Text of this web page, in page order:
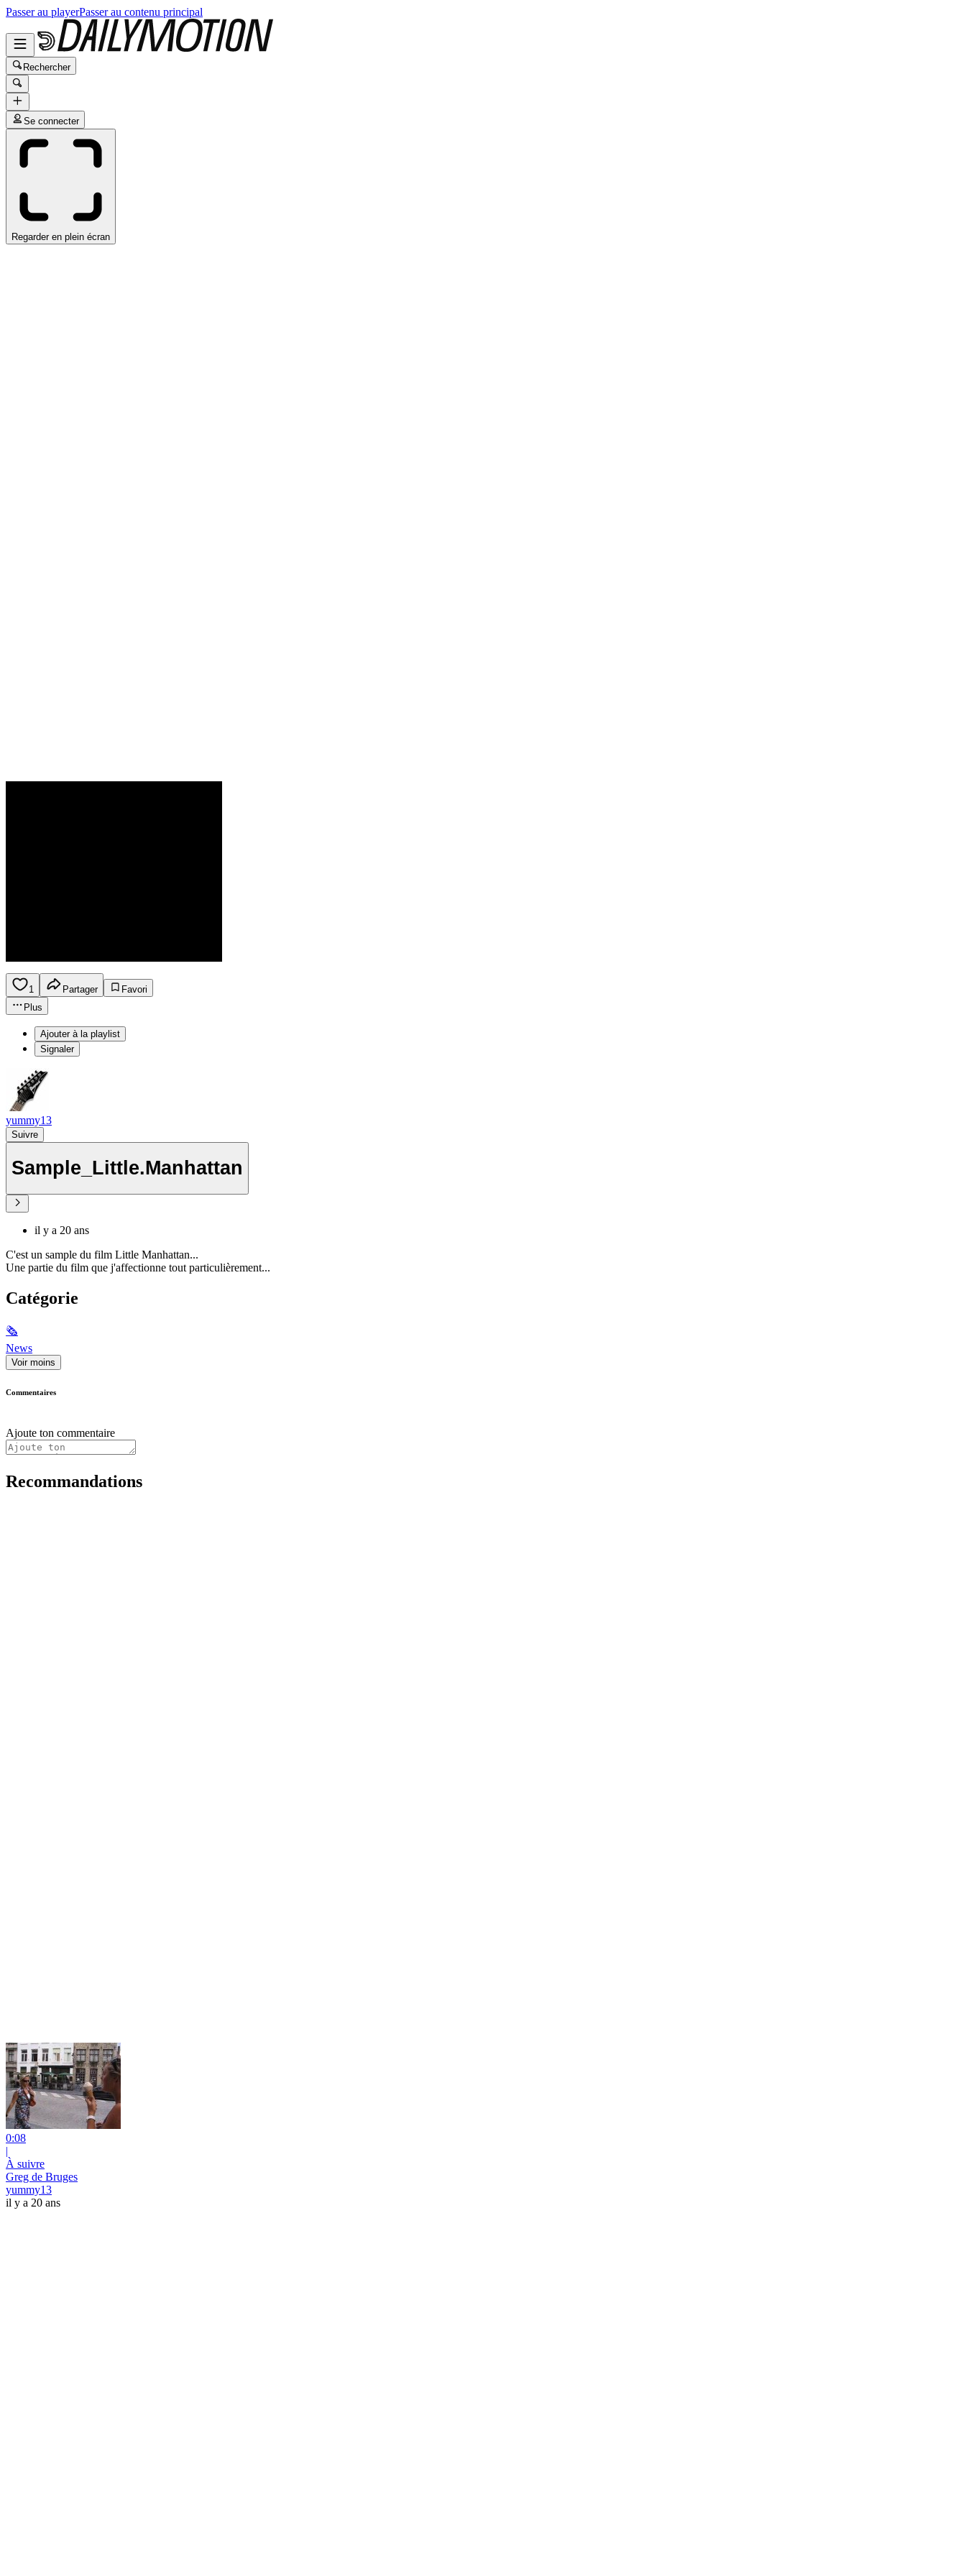
Passer au playerPasser au contenu principal
Rechercher
Se connecter
Regarder en plein écran
1 Partager
Favori
Plus
Ajouter à la playlist
Signaler
yummy13
Suivre
Sample_Little.Manhattan
il y a 20 ans
C'est un sample du film Little Manhattan...
Une partie du film que j'affectionne tout particulièrement...
Catégorie
🗞
News
Voir moins
Commentaires
Ajoute ton commentaire
Recommandations
0:08
|
À suivre
Greg de Bruges
yummy13
il y a 20 ans